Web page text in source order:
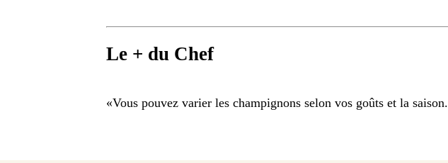
Le + du Chef
«Vous pouvez varier les champignons selon vos goûts et la saison.